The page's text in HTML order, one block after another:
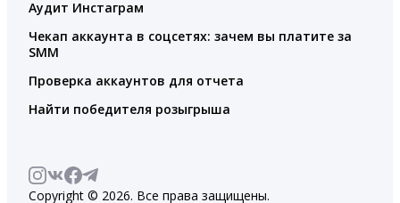
Аудит Инстаграм
Чекап аккаунта в соцсетях: зачем вы платите за
SMM
Проверка аккаунтов для отчета
Найти победителя розыгрыша
Copyright © 2026. Все права защищены.